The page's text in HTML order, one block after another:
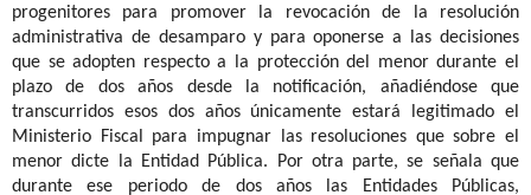
progenitores para promover la revocación de la resolución
administrativa de desamparo y para oponerse a las decisiones
que se adopten respecto a la protección del menor durante el
plazo de dos años desde la notificación, añadiéndose que
transcurridos esos dos años únicamente estará legitimado el
Ministerio Fiscal para impugnar las resoluciones que sobre el
menor dicte la Entidad Pública. Por otra parte, se señala que
durante ese periodo de dos años las Entidades Públicas,